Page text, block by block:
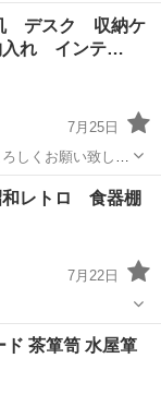
デスク 収納ケ
入れ インテ…
7月25日
和レトロ 食器棚
7月22日
ド 茶箪笥 水屋箪